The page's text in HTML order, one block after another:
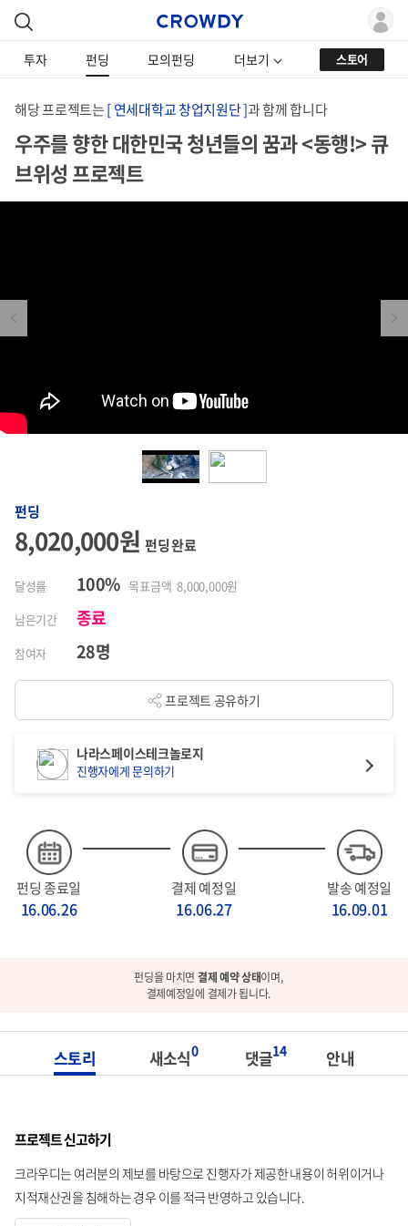
투자 펀딩 모의펀딩 더보기 스토어
해당 프로젝트는[ 연세대학교 창업지원단 ]과 함께 합니다
우주를 향한 대한민국 청년들의 꿈과 <동행!> 큐
브위성 프로젝트
Previous Next
펀딩
8,020,000원펀딩 완료
달성률 100% 목표금액 8,000,000원
남은기간
종료
참여자 28명
프로젝트 공유하기
펀딩 종료일
16.06.26
결제 예정일
16.06.27
발송 예정일
16.09.01
나라스페이스테크놀로지
진행자에게 문의하기
펀딩을 마치면 결제 예약 상태이며,
결제예정일에 결제가 됩니다.
스토리 새소식0 댓글14 안내
프로젝트 신고하기
크라우디는 여러분의 제보를 바탕으로 진행자가 제공한 내용이 허위이거나
지적재산권을 침해하는 경우 이를 적극 반영하고 있습니다.